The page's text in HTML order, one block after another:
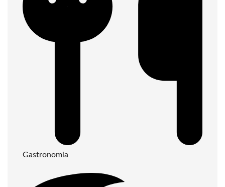
Gastronomia